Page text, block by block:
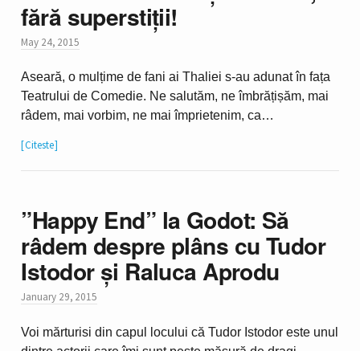
fără superstiții!
May 24, 2015
Aseară, o mulțime de fani ai Thaliei s-au adunat în fața
Teatrului de Comedie. Ne salutăm, ne îmbrățișăm, mai
râdem, mai vorbim, ne mai împrietenim, ca…
Citeste
”Happy End” la Godot: Să
râdem despre plâns cu Tudor
Istodor și Raluca Aprodu
January 29, 2015
Voi mărturisi din capul locului că Tudor Istodor este unul